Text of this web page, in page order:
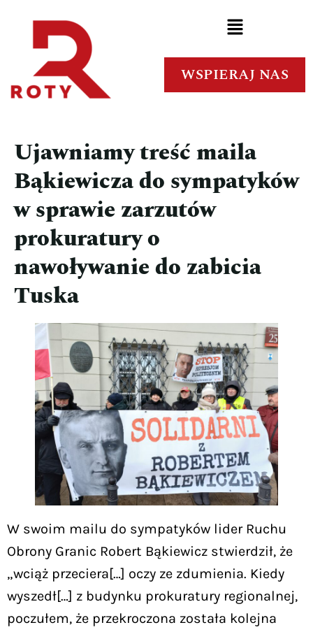
WSPIERAJ NAS
Ujawniamy treść maila
Bąkiewicza do sympatyków
w sprawie zarzutów
prokuratury o
nawoływanie do zabicia
Tuska
W swoim mailu do sympatyków lider Ruchu
Obrony Granic Robert Bąkiewicz stwierdził, że
„wciąż przeciera[…] oczy ze zdumienia. Kiedy
wyszedł[…] z budynku prokuratury regionalnej,
poczułem, że przekroczona została kolejna